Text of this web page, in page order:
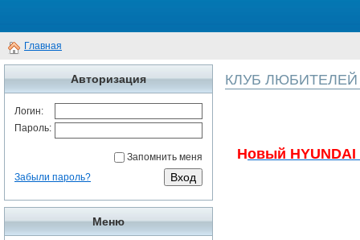
Главная
Авторизация
Логин:
Пароль:
Запомнить меня
Забыли пароль?
Меню
КЛУБ ЛЮБИТЕЛЕЙ
Новый